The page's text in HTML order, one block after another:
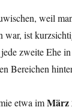
weil
war, ist
zweite Ehe in
Bereichen
etwa imMärz